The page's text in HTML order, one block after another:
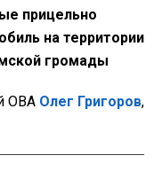
прицельно
на территории
громады
ОВА Олег Григоров,